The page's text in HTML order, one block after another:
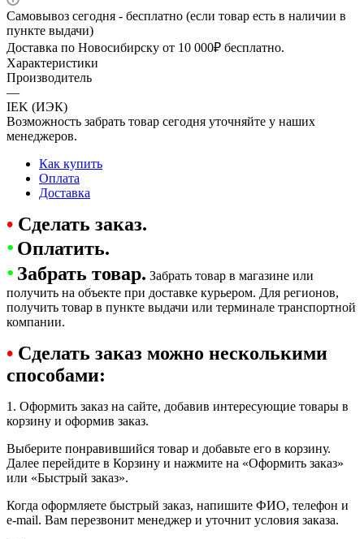
Самовывоз сегодня - бесплатно (если товар есть в наличии в
пункте выдачи)
Доставка по Новосибирску от 10 000₽ бесплатно.
Характеристики
Производитель
—
IEK (ИЭК)
Возможность забрать товар сегодня уточняйте у наших
менеджеров.
Как купить
Оплата
Доставка
• Сделать заказ.
• Оплатить.
• Забрать товар. Забрать товар в магазине или
получить на объекте при доставке курьером. Для регионов,
получить товар в пункте выдачи или терминале транспортной
компании.
• Сделать заказ можно несколькими
способами:
1. Оформить заказ на сайте, добавив интересующие товары в
корзину и оформив заказ.
Выберите понравившийся товар и добавьте его в корзину.
Далее перейдите в Корзину и нажмите на «Оформить заказ»
или «Быстрый заказ».
Когда оформляете быстрый заказ, напишите ФИО, телефон и
e-mail. Вам перезвонит менеджер и уточнит условия заказа.